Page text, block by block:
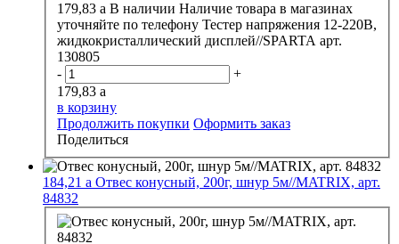
179,83 a В наличии Наличие товара в магазинах
уточняйте по телефону Тестер напряжения 12-220В,
жидкокристаллический дисплей//SPARTA арт.
130805
-
+
179,83 a
в корзину
Продолжить покупки Оформить заказ
Поделиться
184,21 a Отвес конусный, 200г, шнур 5м//MATRIX, арт.
84832